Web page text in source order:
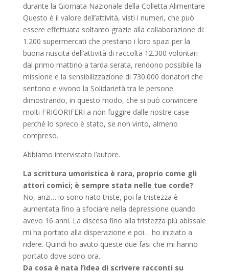
durante la Giornata Nazionale della Colletta Alimentare
Questo è il valore dell’attività, visti i numeri, che può
essere effettuata soltanto grazie alla collaborazione di:
1.200 supermercati che prestano i loro spazi per la
buona riuscita dell’attività di raccolta 12.300 volontari
dal primo mattino a tarda serata, rendono possibile la
missione e la sensibilizzazione di 730.000 donatori che
sentono e vivono la Solidarietà tra le persone
dimostrando, in questo modo, che si può convincere
molti FRIGORIFERI a non fuggire dalle nostre case
perché lo spreco è stato, se non vinto, almeno
compreso.
Abbiamo intervistato l’autore.
La scrittura umoristica è rara, proprio come gli
attori comici; è sempre stata nelle tue corde?
No, anzi… io sono nato triste, poi la tristezza è
aumentata fino a sfociare nella depressione quando
avevo 16 anni. La discesa fino alla tristezza più abissale
mi ha portato alla disperazione e poi… ho iniziato a
ridere. Quindi ho avuto queste due fasi che mi hanno
portato dove sono ora.
Da cosa è nata l’idea di scrivere racconti su